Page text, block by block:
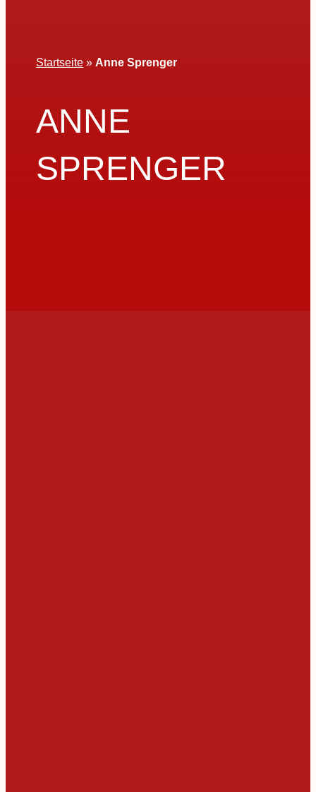
Startseite » Anne Sprenger
ANNE
SPRENGER